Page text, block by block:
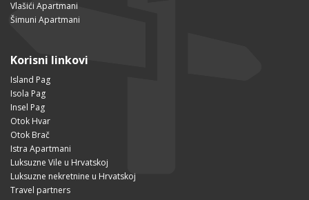
Vlašići Apartmani
Šimuni Apartmani
Korisni linkovi
Island Pag
Isola Pag
Insel Pag
Otok Hvar
Otok Brač
Istra Apartmani
Luksuzne Vile u Hrvatskoj
Luksuzne nekretnine u Hrvatskoj
Travel partners